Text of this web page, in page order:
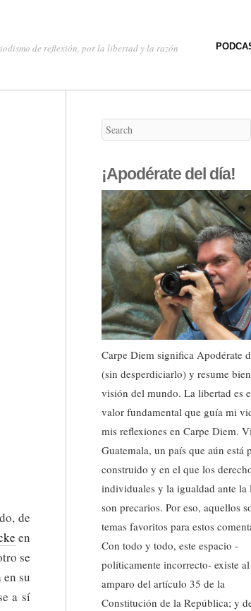
de reflexión, por la libertad y la razón
de
en
se
su
a sí
¡Apodérate del día!
Carpe Diem significa Apodérate
(sin desperdiciarlo) y resume
visión del mundo. La libertad es
valor fundamental que guía mi
mis reflexiones en Carpe Diem.
Guatemala, un país que aún está
construido y en el que los
individuales y la igualdad ante la
son precarios. Por eso, aquellos
temas favoritos para estos
Con todo y todo, este espacio -
políticamente incorrecto- existe al
amparo del artículo 35 de la
Constitución de la República; y